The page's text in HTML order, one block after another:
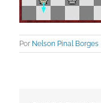
Por Nelson Pinal Borges